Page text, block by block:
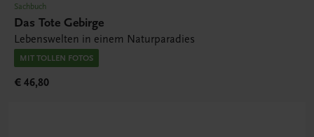
Sachbuch
Das Tote Gebirge
Lebenswelten in einem Naturparadies
MIT TOLLEN FOTOS
€ 46,80